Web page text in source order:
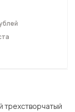
трехстворчатый